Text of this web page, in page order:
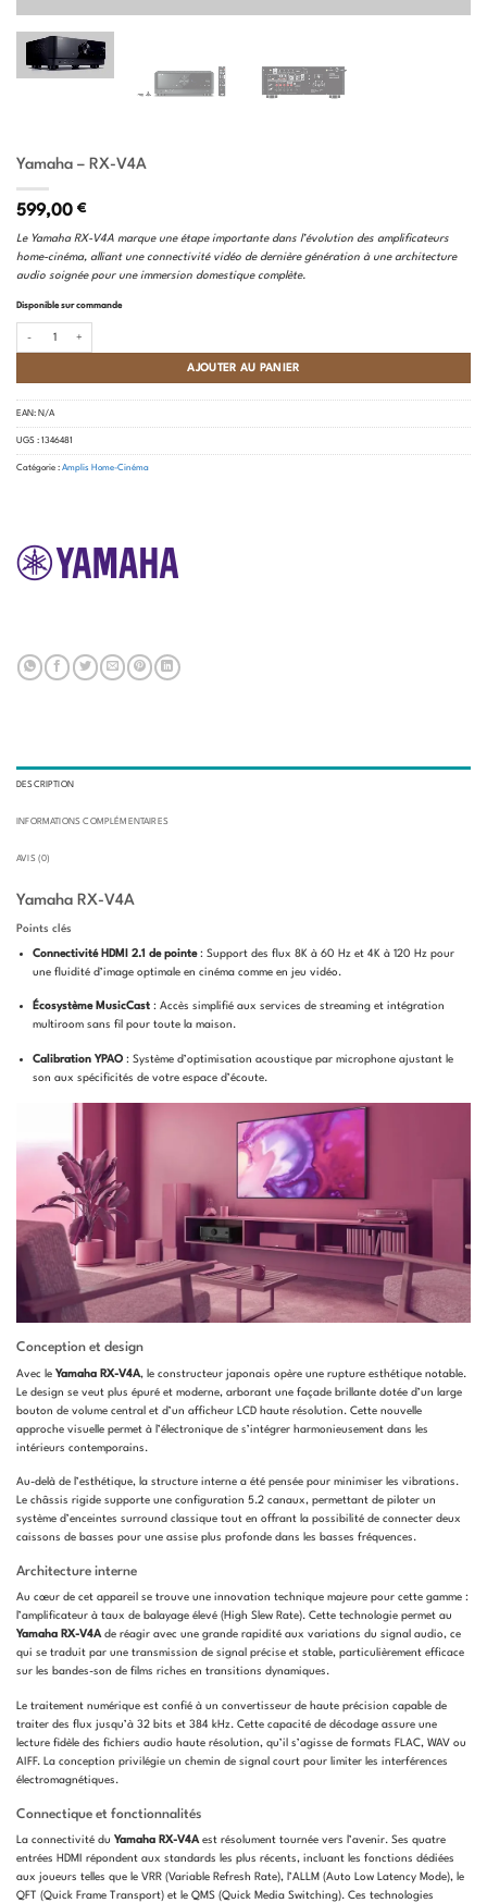
Yamaha – RX-V4A
599,00 €
Le Yamaha RX-V4A marque une étape importante dans l’évolution des amplificateurs
home-cinéma, alliant une connectivité vidéo de dernière génération à une architecture
audio soignée pour une immersion domestique complète.
Disponible sur commande
AJOUTER AU PANIER
EAN: N/A
UGS : 1346481
Catégorie : Amplis Home-Cinéma
DESCRIPTION
INFORMATIONS COMPLÉMENTAIRES
AVIS (0)
Yamaha RX-V4A
Points clés
Connectivité HDMI 2.1 de pointe: Support des flux 8K à 60 Hz et 4K à 120 Hz pour
une fluidité d’image optimale en cinéma comme en jeu vidéo.
Écosystème MusicCast: Accès simplifié aux services de streaming et intégration
multiroom sans fil pour toute la maison.
Calibration YPAO: Système d’optimisation acoustique par microphone ajustant le
son aux spécificités de votre espace d’écoute.
Conception et design
Avec le Yamaha RX-V4A, le constructeur japonais opère une rupture esthétique notable.
Le design se veut plus épuré et moderne, arborant une façade brillante dotée d’un large
bouton de volume central et d’un afficheur LCD haute résolution. Cette nouvelle
approche visuelle permet à l’électronique de s’intégrer harmonieusement dans les
intérieurs contemporains.
Au-delà de l’esthétique, la structure interne a été pensée pour minimiser les vibrations.
Le châssis rigide supporte une configuration 5.2 canaux, permettant de piloter un
système d’enceintes surround classique tout en offrant la possibilité de connecter deux
caissons de basses pour une assise plus profonde dans les basses fréquences.
Architecture interne
Au cœur de cet appareil se trouve une innovation technique majeure pour cette gamme :
l’amplificateur à taux de balayage élevé (High Slew Rate). Cette technologie permet au
Yamaha RX-V4Ade réagir avec une grande rapidité aux variations du signal audio, ce
qui se traduit par une transmission de signal précise et stable, particulièrement efficace
sur les bandes-son de films riches en transitions dynamiques.
Le traitement numérique est confié à un convertisseur de haute précision capable de
traiter des flux jusqu’à 32 bits et 384 kHz. Cette capacité de décodage assure une
lecture fidèle des fichiers audio haute résolution, qu’il s’agisse de formats FLAC, WAV ou
AIFF. La conception privilégie un chemin de signal court pour limiter les interférences
électromagnétiques.
Connectique et fonctionnalités
La connectivité du Yamaha RX-V4Aest résolument tournée vers l’avenir. Ses quatre
entrées HDMI répondent aux standards les plus récents, incluant les fonctions dédiées
aux joueurs telles que le VRR (Variable Refresh Rate), l’ALLM (Auto Low Latency Mode), le
QFT (Quick Frame Transport) et le QMS (Quick Media Switching). Ces technologies